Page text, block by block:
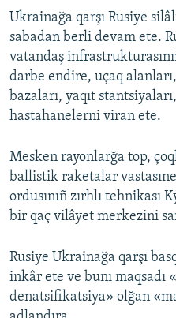
Ukrainağa qarşı Rusiye
sabadan berli devam ete.
vatandaş
darbe endire, uçaq
bazaları, yaqıt
hastahanelerni viran ete.
Mesken rayonlarğa top,
ballistik raketalar
ordusınıñ zırhlı tehnikası
bir qaç vilâyet merkezini
Rusiye Ukrainağa qarşı
inkâr ete ve bunı maqsadı
denatsifikatsiya» olğan